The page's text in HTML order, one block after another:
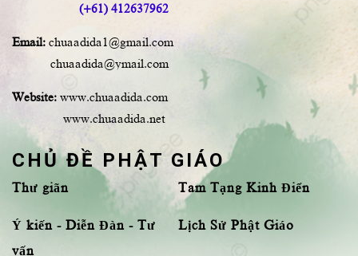
(+61) 412637962
Email: chuaadida1@gmail.com
chuaadida@ymail.com
Website: www.chuaadida.com
www.chuaadida.net
CHỦ ĐỀ PHẬT GIÁO
Thư giãn
Ý kiến - Diễn Đàn - Tư
vấn
Tam Tạng Kinh Điển
Lịch Sử Phật Giáo